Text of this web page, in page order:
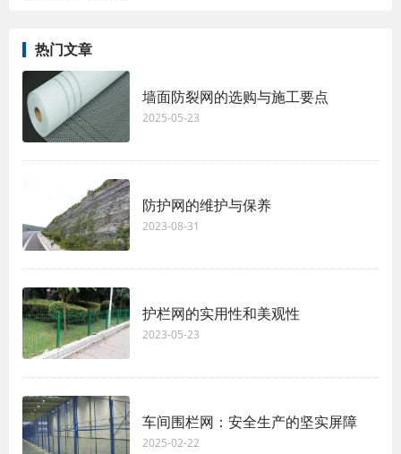
热门文章
墙面防裂网的选购与施工要点
2025-05-23
防护网的维护与保养
2023-08-31
护栏网的实用性和美观性
2023-05-23
车间围栏网：安全生产的坚实屏障
2025-02-22